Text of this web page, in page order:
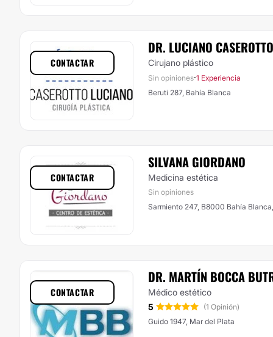
DR. LUCIANO CASEROTTO
Cirujano plástico
Sin opiniones·1 Experiencia
Beruti 287, Bahía Blanca
CONTACTAR
SILVANA GIORDANO
Medicina estética
Sin opiniones
Sarmiento 247, B8000 Bahía
CONTACTAR
DR. MARTÍN BOCCA
Médico estético
5
(1 Opinión)
Guido 1947, Mar del Plata
CONTACTAR